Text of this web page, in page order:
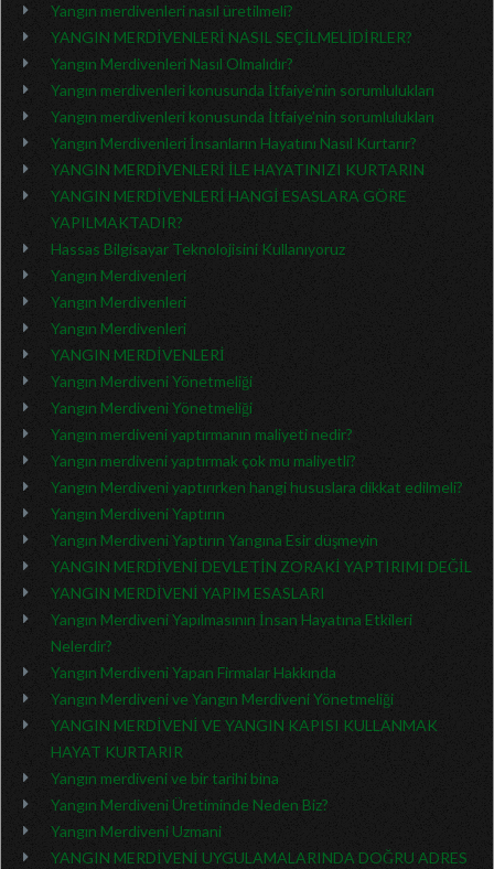
Yangın merdivenleri nasıl üretilmeli?
YANGIN MERDİVENLERİ NASIL SEÇİLMELİDİRLER?
Yangın Merdivenleri Nasıl Olmalıdır?
Yangın merdivenleri konusunda İtfaiye’nin sorumlulukları
Yangın merdivenleri konusunda İtfaiye’nin sorumlulukları
Yangın Merdivenleri İnsanların Hayatını Nasıl Kurtarır?
YANGIN MERDİVENLERİ İLE HAYATINIZI KURTARIN
YANGIN MERDİVENLERİ HANGİ ESASLARA GÖRE
YAPILMAKTADIR?
Hassas Bilgisayar Teknolojisini Kullanıyoruz
Yangın Merdivenleri
Yangın Merdivenleri
Yangın Merdivenleri
YANGIN MERDİVENLERİ
Yangın Merdiveni Yönetmeliği
Yangın Merdiveni Yönetmeliği
Yangın merdiveni yaptırmanın maliyeti nedir?
Yangın merdiveni yaptırmak çok mu maliyetli?
Yangın Merdiveni yaptırırken hangi hususlara dikkat edilmeli?
Yangın Merdiveni Yaptırın
Yangın Merdiveni Yaptırın Yangına Esir düşmeyin
YANGIN MERDİVENİ DEVLETİN ZORAKİ YAPTIRIMI DEĞİL
YANGIN MERDİVENİ YAPIM ESASLARI
Yangın Merdiveni Yapılmasının İnsan Hayatına Etkileri
Nelerdir?
Yangın Merdiveni Yapan Firmalar Hakkında
Yangın Merdiveni ve Yangın Merdiveni Yönetmeliği
YANGIN MERDİVENİ VE YANGIN KAPISI KULLANMAK
HAYAT KURTARIR
Yangın merdiveni ve bir tarihi bina
Yangın Merdiveni Üretiminde Neden Biz?
Yangın Merdiveni Uzmani
YANGIN MERDİVENİ UYGULAMALARINDA DOĞRU ADRES